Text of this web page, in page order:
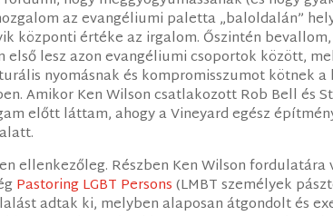
az evangéliumi paletta „baloldalán”
központi értéke az irgalom. Őszintén
első lesz azon evangéliumi csoportok között,
nyomásnak és kompromisszumot kötnek a
Amikor Ken Wilson csatlakozott Rob Bell és
előtt láttam, ahogy a Vineyard egész
ellenkezőleg. Részben Ken Wilson fordulatára
Pastoring LGBT Persons(LMBT személyek
adtak ki, melyben alaposan átgondolt és